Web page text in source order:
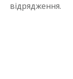
відрядження.